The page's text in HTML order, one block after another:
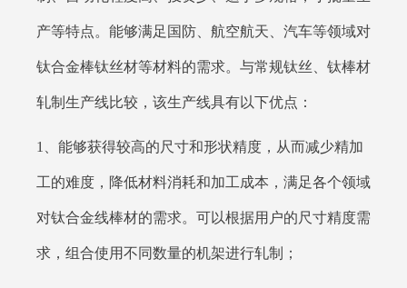
产等特点。能够满足国防、航空航天、汽车等领域对
钛合金棒钛丝材等材料的需求。与常规钛丝、钛棒材
轧制生产线比较，该生产线具有以下优点：
1、能够获得较高的尺寸和形状精度，从而减少精加
工的难度，降低材料消耗和加工成本，满足各个领域
对钛合金线棒材的需求。可以根据用户的尺寸精度需
求，组合使用不同数量的机架进行轧制；